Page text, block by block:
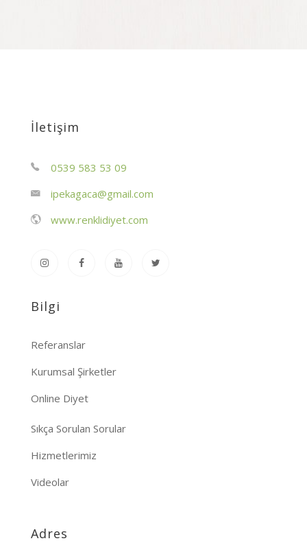
İletişim
0539 583 53 09
ipekagaca@gmail.com
www.renklidiyet.com
Bilgi
Referanslar
Kurumsal Şirketler
Online Diyet
Sıkça Sorulan Sorular
Hizmetlerimiz
Videolar
Adres